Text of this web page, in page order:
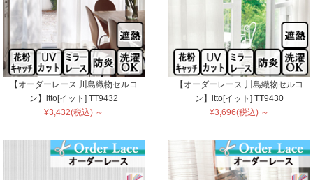
【オーダーレース 川島織物セルコ
ン】itto[イット] TT9432
¥3,432(税込) ～
【オーダーレース 川島織物セルコ
ン】itto[イット] TT9430
¥3,696(税込) ～